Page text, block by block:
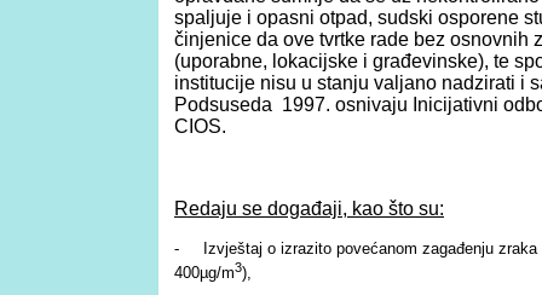
spaljuje i opasni otpad, sudski osporene
činjenice da ove tvrtke rade bez osnovnih
(uporabne, lokacijske i građevinske), te
institucije nisu u stanju valjano nadzirati i
Podsuseda 1997. osnivaju Inicijativni
CIOS.
Redaju se događaji, kao što su:
-
Izvještaj o izrazito povećanom zagađenju
400µg/m3),